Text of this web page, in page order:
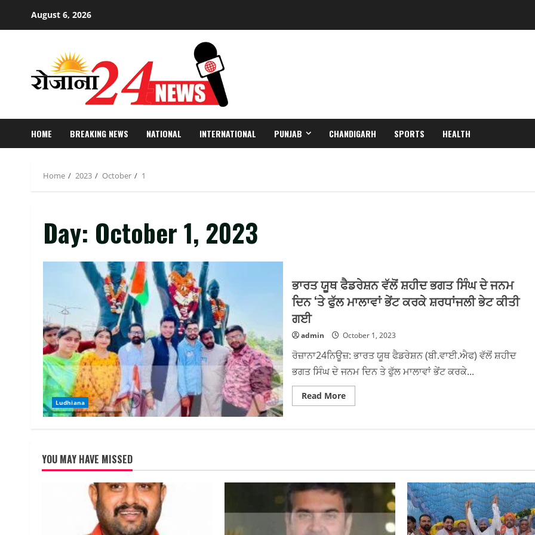
August 6, 2026
HOME BREAKING NEWS NATIONAL INTERNATIONAL PUNJAB CHANDIGARH SPORTS HEALTH
Home 2023 October 1
Day: October 1, 2023
Ludhiana
ਭਾਰਤ ਯੂਥ ਫੈਡਰੇਸ਼ਨ ਵੱਲੋਂ ਸ਼ਹੀਦ ਭਗਤ ਸਿੰਘ ਦੇ ਜਨਮ
ਦਿਨ ‘ਤੇ ਫੁੱਲ ਮਾਲਾਵਾਂ ਭੇਂਟ ਕਰਕੇ ਸ਼ਰਧਾਂਜਲੀ ਭੇਟ ਕੀਤੀ
ਗਈ
admin October 1, 2023
ਰੋਜ਼ਾਨਾ24ਨਿਊਜ਼: ਭਾਰਤ ਯੂਥ ਫੈਡਰੇਸ਼ਨ (ਬੀ.ਵਾਈ.ਐਫ) ਵੱਲੋਂ ਸ਼ਹੀਦ
ਭਗਤ ਸਿੰਘ ਦੇ ਜਨਮ ਦਿਨ ਤੇ ਫੁੱਲ ਮਾਲਾਵਾਂ ਭੇਂਟ ਕਰਕੇ...
Read MoreRead
more
ਸਿੰਘ
ਦਿਨ
‘ਤੇ
ਫੁੱਲ
ਮਾਲਾਵਾਂ
ਭੇਂਟ
YOU MAY HAVE MISSED